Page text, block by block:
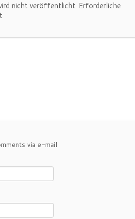
nicht veröffentlicht. Erforderliche
via e-mail